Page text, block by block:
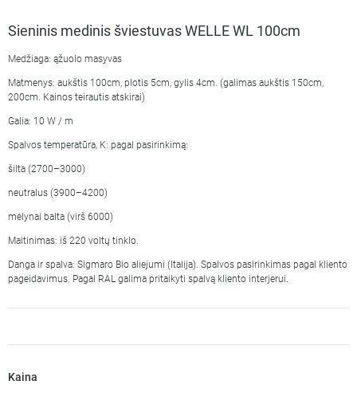
Sieninis medinis šviestuvas WELLE WL 100cm
Medžiaga: ąžuolo masyvas
Matmenys: aukštis 100cm, plotis 5cm, gylis 4cm. (galimas aukštis 150cm,
200cm. Kainos teirautis atskirai)
Galia: 10 W / m
Spalvos temperatūra, K: pagal pasirinkimą:
šilta (2700–3000)
neutralus (3900–4200)
mėlynai balta (virš 6000)
Maitinimas: iš 220 voltų tinklo.
Danga ir spalva: Sigmaro Bio aliejumi (Italija). Spalvos pasirinkimas pagal kliento
pageidavimus. Pagal RAL galima pritaikyti spalvą kliento interjerui.
Kaina